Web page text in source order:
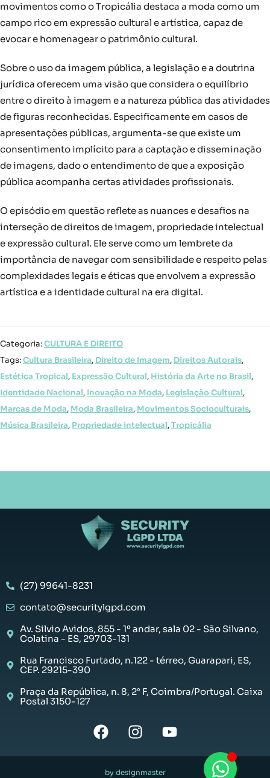
movimentos como o Tropicália destaca a moda como um
campo rico em expressão cultural e artística, capaz de
evocar e homenagear o patrimônio cultural.
Sobre o uso da imagem pública, a legislação e a doutrina
jurídica oferecem uma visão que considera o equilíbrio
entre o direito à imagem e a natureza pública das atividades
de figuras reconhecidas. Especificamente em casos de
apresentações públicas, argumenta-se que existe um
consentimento implícito para a captação e disseminação
de imagens, dado o entendimento de que a exposição
pública acompanha certas atividades profissionais.
O episódio em questão reflete as nuances e desafios na
interseção de direitos de imagem, propriedade intelectual
e expressão cultural. Ele serve como um lembrete da
importância de navegar com sensibilidade e respeito pelas
complexidades legais e éticas que envolvem a expressão
artística e a identidade cultural na era digital.
Categoria:CULTURA E DIREITO
Tags:Cultura Brasileira, Direito de Imagem, Direitos Autorais,
Estética Tropical, Expressão Cultural, História da Arte no Brasil,
Identidade Nacional, Inovação na Moda, Legislação Cultural,
Marcas de Moda, Moda Brasileira, Movimentos Socioculturais,
Música Brasileira, Propriedade intelectual,Tropicália
(27) 99641-8231
contato@securitylgpd.com
Av. Silvio Avidos, 855 - 1º andar, sala 02 - São Silvano,
Colatina - ES, 29703-131
Rua Francisco Furtado, n.122 - térreo, Guarapari, ES,
CEP. 29215-390
Praça da República, n. 8, 2° F, Coimbra/Portugal. Caixa
Postal 3150-127
by designmaster